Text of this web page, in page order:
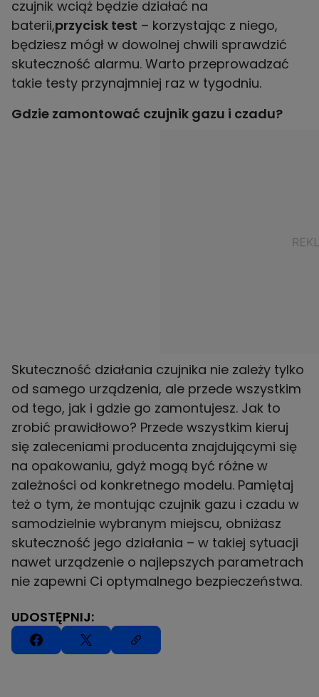
czujnik wciąż będzie działać na
baterii,przycisk test – korzystając z niego,
będziesz mógł w dowolnej chwili sprawdzić
skuteczność alarmu. Warto przeprowadzać
takie testy przynajmniej raz w tygodniu.
Gdzie zamontować czujnik gazu i czadu?
Skuteczność działania czujnika nie zależy tylko
od samego urządzenia, ale przede wszystkim
od tego, jak i gdzie go zamontujesz. Jak to
zrobić prawidłowo? Przede wszystkim kieruj
się zaleceniami producenta znajdującymi się
na opakowaniu, gdyż mogą być różne w
zależności od konkretnego modelu. Pamiętaj
też o tym, że montując czujnik gazu i czadu w
samodzielnie wybranym miejscu, obniżasz
skuteczność jego działania – w takiej sytuacji
nawet urządzenie o najlepszych parametrach
nie zapewni Ci optymalnego bezpieczeństwa.
UDOSTĘPNIJ: